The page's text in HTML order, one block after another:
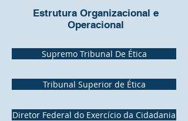
Estrutura Organizacional e
Operacional
Supremo Tribunal De Ética
Tribunal Superior de Ética
Diretor Federal do Exercício da Cidadania